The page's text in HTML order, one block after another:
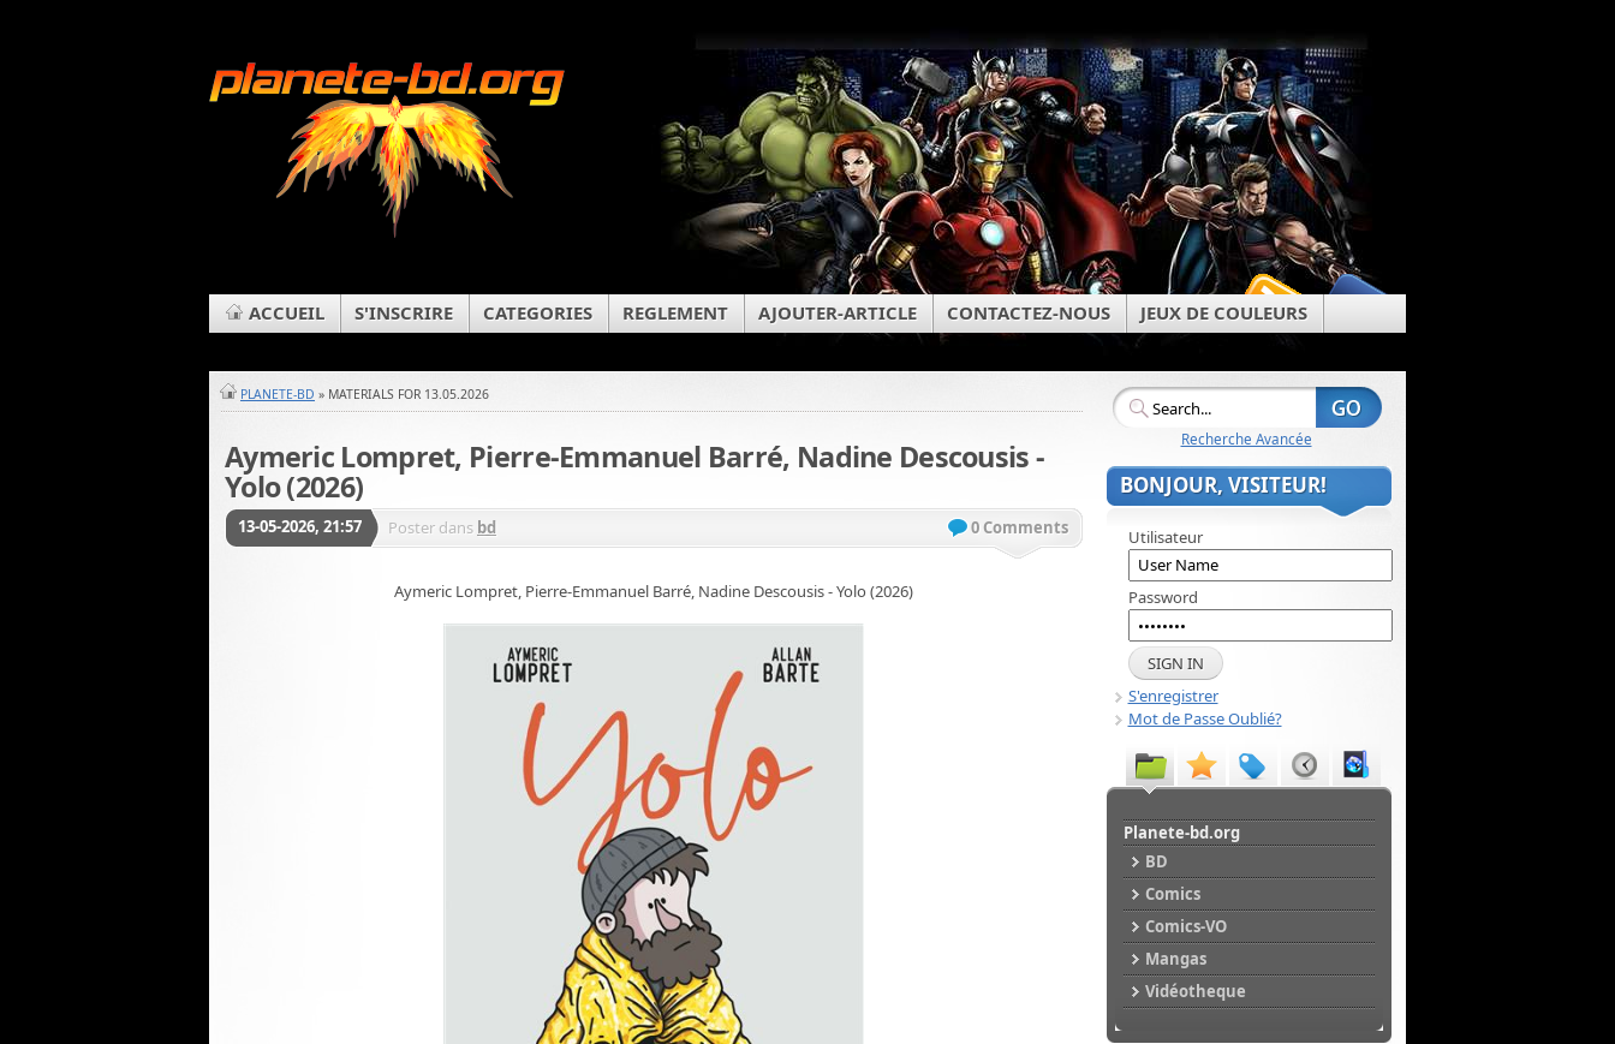
ACCUEIL S'INSCRIRE CATEGORIES REGLEMENT AJOUTER-ARTICLE CONTACTEZ-NOUS JEUX DE COULEURS
PLANETE-BD » MATERIALS FOR 13.05.2026
Aymeric Lompret, Pierre-Emmanuel Barré, Nadine Descousis -
Yolo (2026)
13-05-2026, 21:57 Poster dans bd 0 Comments
Aymeric Lompret, Pierre-Emmanuel Barré, Nadine Descousis - Yolo (2026)
Recherche Avancée
BONJOUR, VISITEUR!
Utilisateur
Password
S'enregistrer
Mot de Passe Oublié?
Planete-bd.org
BD
Comics
Comics-VO
Mangas
Vidéotheque